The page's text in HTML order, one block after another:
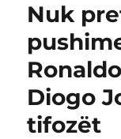
Nuk
Diogo
tifozët